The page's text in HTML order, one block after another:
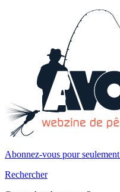
Abonnez-vous pour seulement
Rechercher